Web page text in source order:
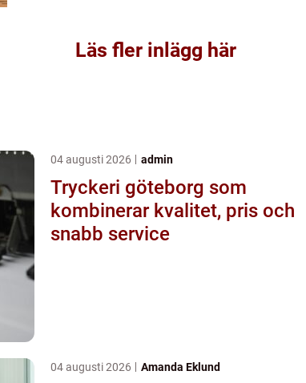
Läs fler inlägg här
04 augusti 2026 admin
Tryckeri göteborg som
kombinerar kvalitet, pris och
snabb service
04 augusti 2026 Amanda Eklund